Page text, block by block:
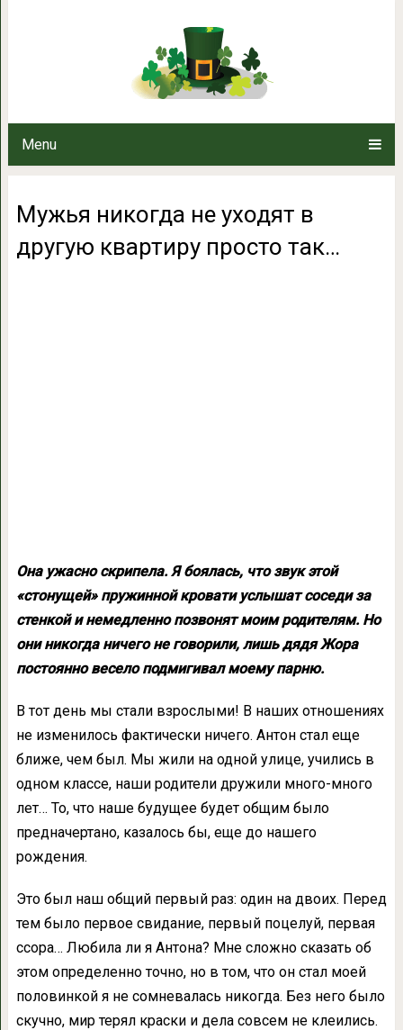
Menu
Мужья никогда не уходят в
Мужья никогда не уходят в
другую квартиру просто так…
Она ужасно скрипела. Я боялась, что звук этой
«стонущей» пружинной кровати услышат соседи за
стенкой и немедленно позвонят моим родителям. Но
они никогда ничего не говорили, лишь дядя Жора
постоянно весело подмигивал моему парню.
В тот день мы стали взрослыми! В наших отношениях
не изменилось фактически ничего. Антон стал еще
ближе, чем был. Мы жили на одной улице, учились в
одном классе, наши родители дружили много-много
лет… То, что наше будущее будет общим было
предначертано, казалось бы, еще до нашего
рождения.
Это был наш общий первый раз: один на двоих. Перед
тем было первое свидание, первый поцелуй, первая
ссора… Любила ли я Антона? Мне сложно сказать об
этом определенно точно, но в том, что он стал моей
половинкой я не сомневалась никогда. Без него было
скучно, мир терял краски и дела совсем не клеились.